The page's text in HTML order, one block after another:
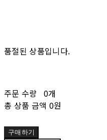
품절된 상품입니다.
주문 수량 0개
총 상품 금액 0원
구매하기